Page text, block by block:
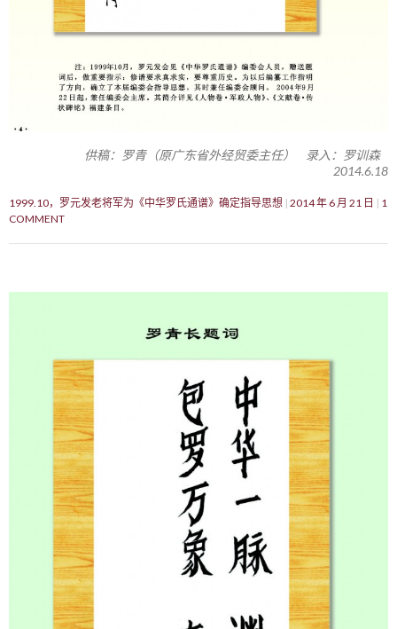
供稿：罗青（原广东省外经贸委主任） 录入：罗训森
2014.6.18
1999.10，罗元发老将军为《中华罗氏通谱》确定指导思想 2014 年 6 月 21 日
1
COMMENT